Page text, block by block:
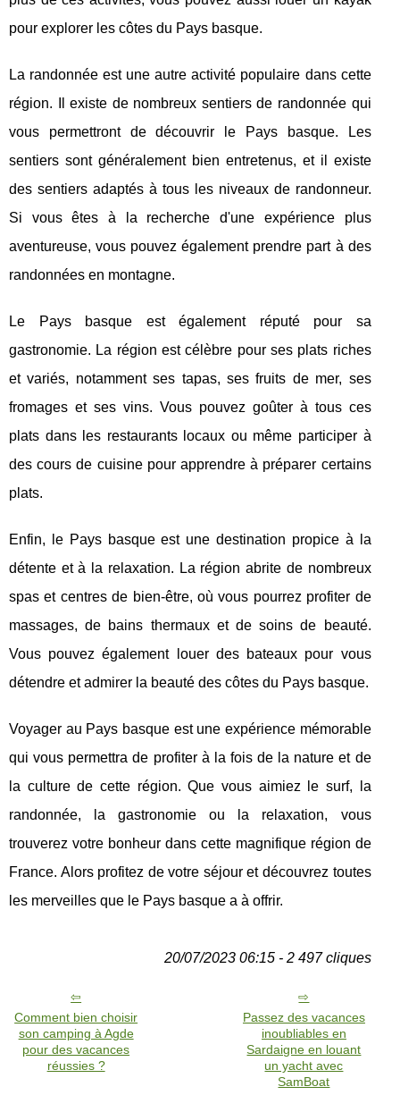
pour explorer les côtes du Pays basque.
La randonnée est une autre activité populaire dans cette
région. Il existe de nombreux sentiers de randonnée qui
vous permettront de découvrir le Pays basque. Les
sentiers sont généralement bien entretenus, et il existe
des sentiers adaptés à tous les niveaux de randonneur.
Si vous êtes à la recherche d'une expérience plus
aventureuse, vous pouvez également prendre part à des
randonnées en montagne.
Le Pays basque est également réputé pour sa
gastronomie. La région est célèbre pour ses plats riches
et variés, notamment ses tapas, ses fruits de mer, ses
fromages et ses vins. Vous pouvez goûter à tous ces
plats dans les restaurants locaux ou même participer à
des cours de cuisine pour apprendre à préparer certains
plats.
Enfin, le Pays basque est une destination propice à la
détente et à la relaxation. La région abrite de nombreux
spas et centres de bien-être, où vous pourrez profiter de
massages, de bains thermaux et de soins de beauté.
Vous pouvez également louer des bateaux pour vous
détendre et admirer la beauté des côtes du Pays basque.
Voyager au Pays basque est une expérience mémorable
qui vous permettra de profiter à la fois de la nature et de
la culture de cette région. Que vous aimiez le surf, la
randonnée, la gastronomie ou la relaxation, vous
trouverez votre bonheur dans cette magnifique région de
France. Alors profitez de votre séjour et découvrez toutes
les merveilles que le Pays basque a à offrir.
20/07/2023 06:15 - 2 497 cliques
Comment bien choisir
son camping à Agde
pour des vacances
réussies ?
Passez des vacances
inoubliables en
Sardaigne en louant
un yacht avec
SamBoat